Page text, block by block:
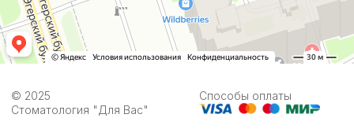
© 2025
Стоматология "Для Вас"
Способы оплаты